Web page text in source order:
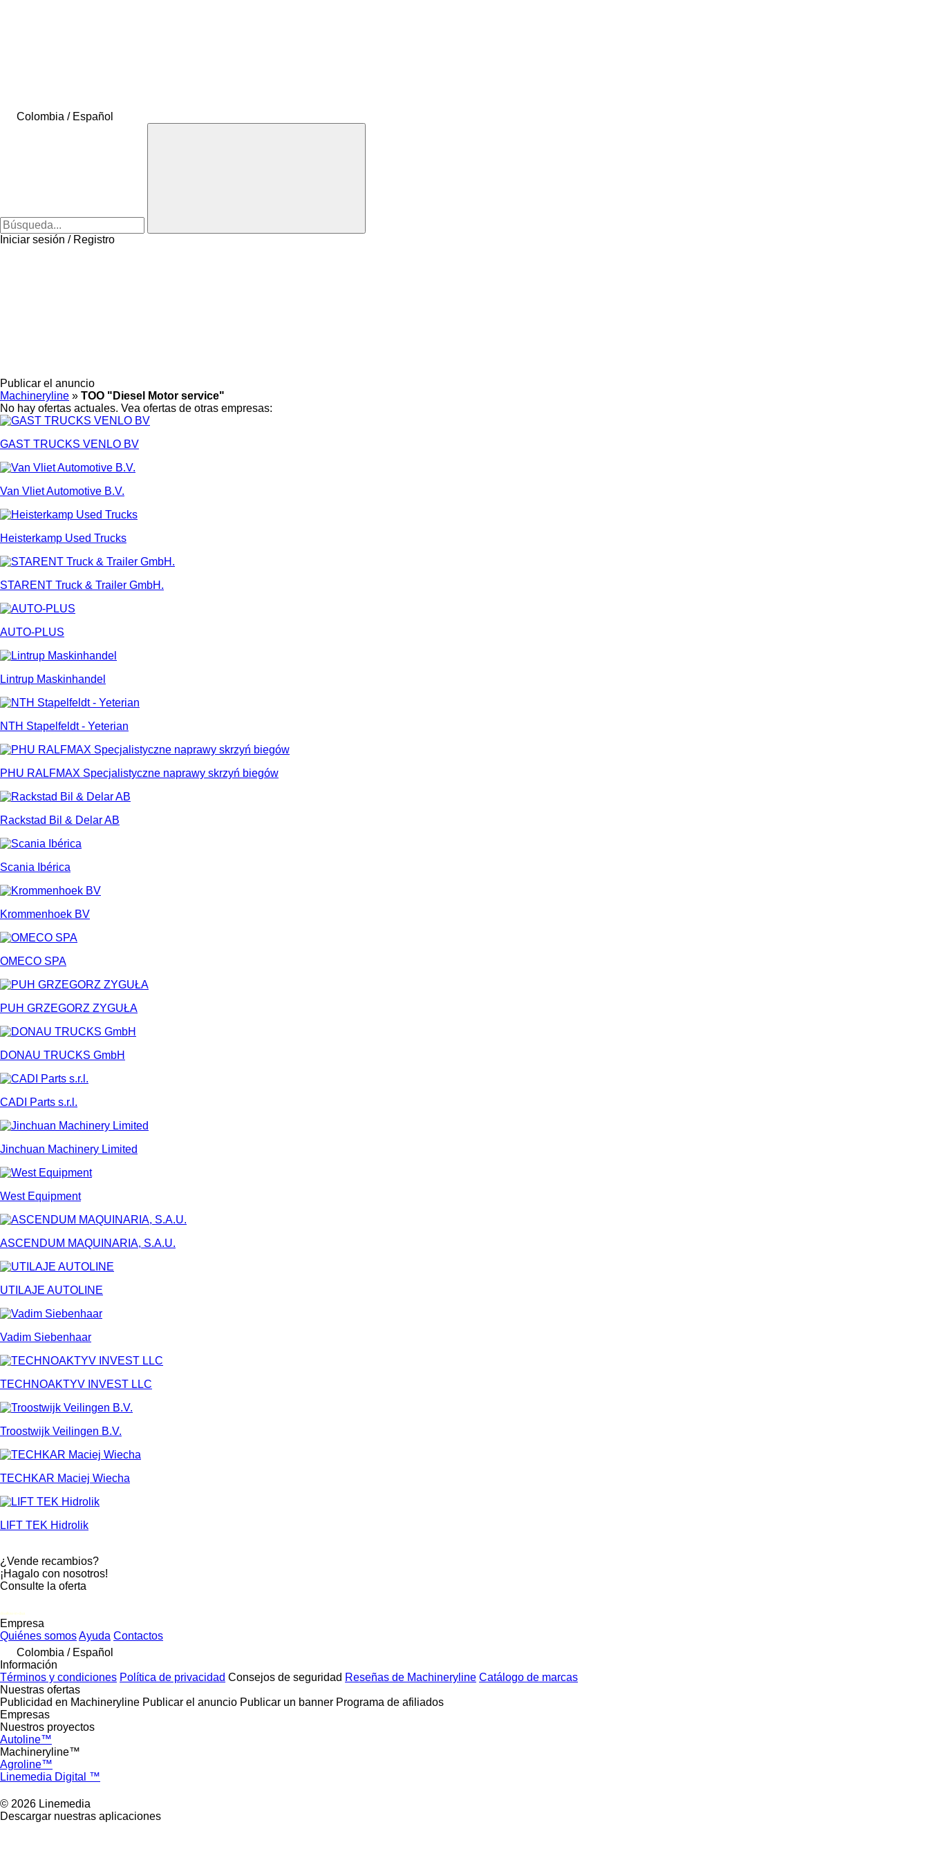
Colombia / Español
Iniciar sesión / Registro
Publicar el anuncio
Machineryline » TOO "Diesel Motor service"
No hay ofertas actuales. Vea ofertas de otras empresas:
GAST TRUCKS VENLO BV
Van Vliet Automotive B.V.
Heisterkamp Used Trucks
STARENT Truck & Trailer GmbH.
AUTO-PLUS
Lintrup Maskinhandel
NTH Stapelfeldt - Yeterian
PHU RALFMAX Specjalistyczne naprawy skrzyń biegów
Rackstad Bil & Delar AB
Scania Ibérica
Krommenhoek BV
OMECO SPA
PUH GRZEGORZ ZYGUŁA
DONAU TRUCKS GmbH
CADI Parts s.r.l.
Jinchuan Machinery Limited
West Equipment
ASCENDUM MAQUINARIA, S.A.U.
UTILAJE AUTOLINE
Vadim Siebenhaar
TECHNOAKTYV INVEST LLC
Troostwijk Veilingen B.V.
TECHKAR Maciej Wiecha
LIFT TEK Hidrolik
¿Vende recambios?
¡Hagalo con nosotros!
Consulte la oferta
disallow-in-dsa
Empresa
Quiénes somosAyuda Contactos
Colombia / Español
Información
Términos y condiciones Política de privacidad Consejos de seguridad Reseñas de Machineryline Catálogo de marcas
Nuestras ofertas
Publicidad en Machineryline Publicar el anuncio Publicar un banner Programa de afiliados
Empresas
Nuestros proyectos
Autoline™
Machineryline™
Agroline™
Linemedia Digital ™
© 2026 Linemedia
Descargar nuestras aplicaciones